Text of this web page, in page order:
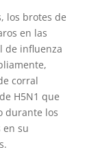
los brotes de
en las
de influenza
corral
H5N1 que
durante los
en su